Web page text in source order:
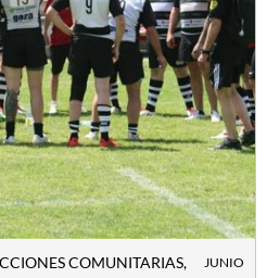
COMUNITARIAS,
JUNIO